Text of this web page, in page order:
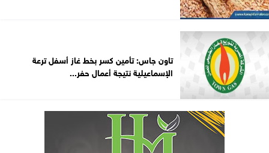
تاون جاس: تأمين كسر بخط غاز أسفل ترعة
الإسماعيلية نتيجة أعمال حفر...